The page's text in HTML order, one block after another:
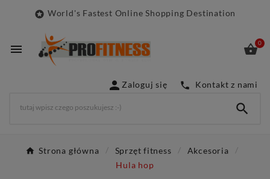
 World's Fastest Online Shopping Destination
 0
 Zaloguj się  Kontakt z nami

Strona główna Sprzęt fitness
Akcesoria
Hula hop